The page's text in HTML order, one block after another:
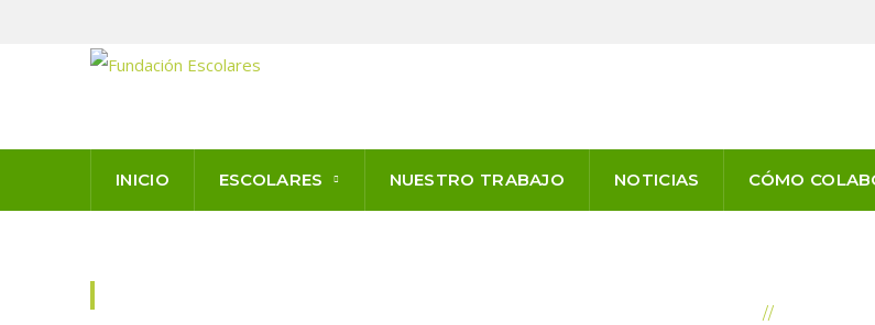
INICIO ESCOLARES NUESTRO TRABAJO NOTICIAS CÓMO